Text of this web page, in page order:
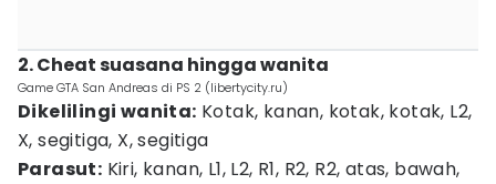
2. Cheat suasana hingga wanita
Game GTA San Andreas di PS 2 (libertycity.ru)
Dikelilingi wanita: Kotak, kanan, kotak, kotak, L2,
X, segitiga, X, segitiga
Parasut: Kiri, kanan, L1, L2, R1, R2, R2, atas, bawah,